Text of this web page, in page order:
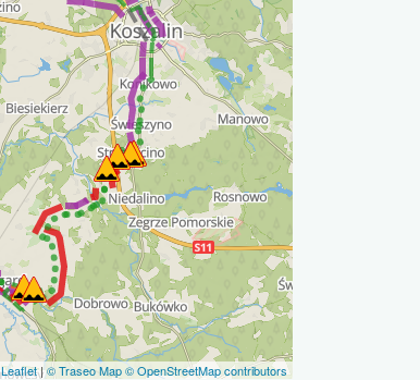
Leaflet|© Traseo Map© OpenStreetMap contributors